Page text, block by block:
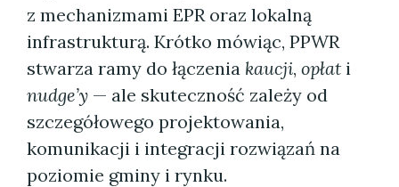
z mechanizmami EPR oraz lokalną
infrastrukturą. Krótko mówiąc, PPWR
stwarza ramy do łączenia kaucji, opłat i
nudge’y — ale skuteczność zależy od
szczegółowego projektowania,
komunikacji i integracji rozwiązań na
poziomie gminy i rynku.